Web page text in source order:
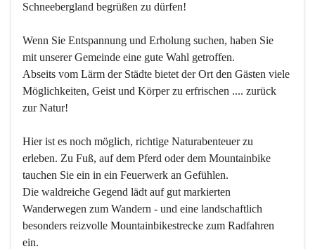
Schneebergland begrüßen zu dürfen!
Wenn Sie Entspannung und Erholung suchen, haben Sie
mit unserer Gemeinde eine gute Wahl getroffen.
Abseits vom Lärm der Städte bietet der Ort den Gästen viele
Möglichkeiten, Geist und Körper zu erfrischen .... zurück
zur Natur!
Hier ist es noch möglich, richtige Naturabenteuer zu
erleben. Zu Fuß, auf dem Pferd oder dem Mountainbike
tauchen Sie ein in ein Feuerwerk an Gefühlen.
Die waldreiche Gegend lädt auf gut markierten
Wanderwegen zum Wandern - und eine landschaftlich
besonders reizvolle Mountainbikestrecke zum Radfahren
ein.